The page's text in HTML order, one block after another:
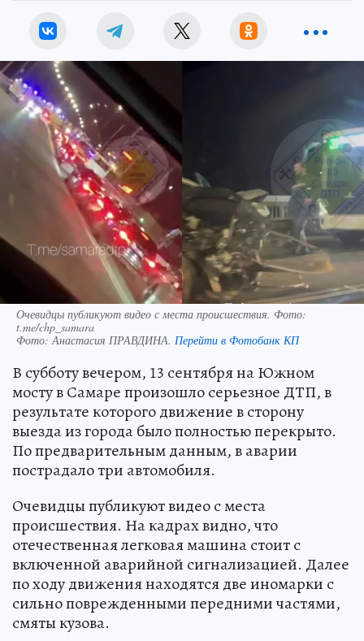
Очевидцы публикуют видео с места происшествия. Фото:
t.me/chp_samara
Фото:Анастасия ПРАВДИНА. Перейти в Фотобанк КП
В субботу вечером, 13 сентября на Южном
мосту в Самаре произошло серьезное ДТП, в
результате которого движение в сторону
выезда из города было полностью перекрыто.
По предварительным данным, в аварии
пострадало три автомобиля.
Очевидцы публикуют видео с места
происшествия. На кадрах видно, что
отечественная легковая машина стоит с
включенной аварийной сигнализацией. Далее
по ходу движения находятся две иномарки с
сильно поврежденными передними частями,
смяты кузова.